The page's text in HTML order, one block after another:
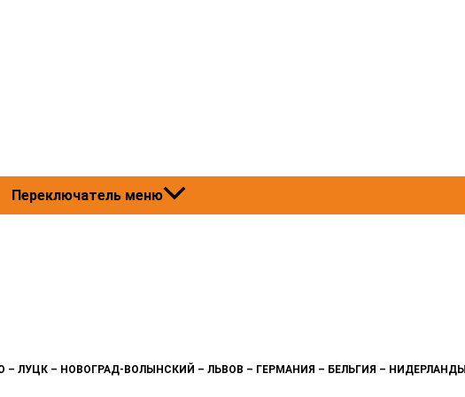
Переключатель меню
– ЛУЦК – НОВОГРАД-ВОЛЫНСКИЙ – ЛЬВОВ – ГЕРМАНИЯ – БЕЛЬГИЯ – НИДЕРЛАНДЫ